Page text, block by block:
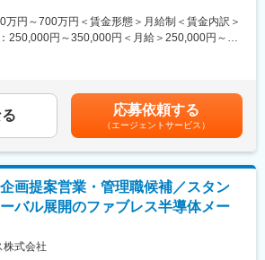
長を遂げるためには、マクロ経済や顧客・競合
ドを分析し、精度の高い営業戦略を立案する必
専門人材を募集します。
分析を通じた将来のグローバルの販売戦略立
門と連携した顧客提案・折衝
サーチ・有識者ヒアリングを通じた業界動向、
万円～700万円＜賃金形態＞月給制＜賃金内訳＞
250,000円～350,000円＜月給＞250,000円～
■賞与：年2回（7月、12月）賃金はあくまでも
、選考を通じて上下する可能性があります。月
を含めた表記です。
応募依頼する
（エージェントサービス）
企画提案営業・管理職候補／スタン
バル展開のファブレス半導体メー
株式会社